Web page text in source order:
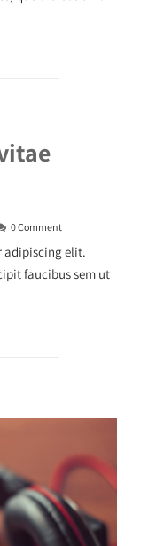
0 Comment
adipiscing elit.
faucibus sem ut